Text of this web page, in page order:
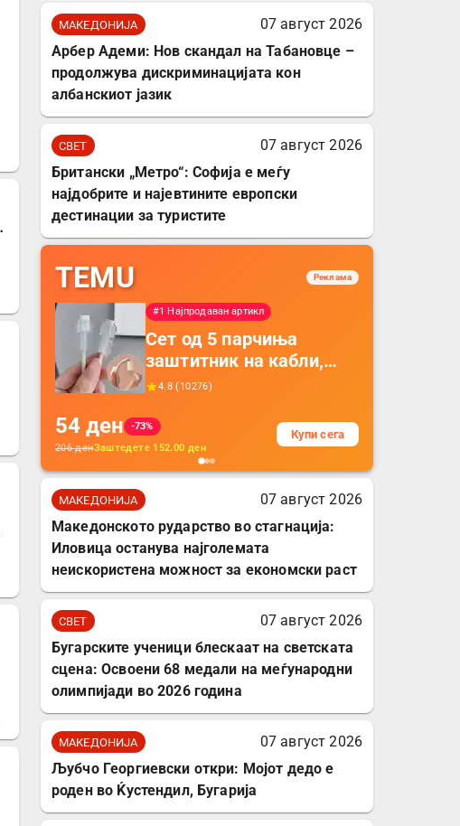
МАКЕДОНИЈА
07 август 2026
Арбер Адеми: Нов скандал на Табановце –
продолжува дискриминацијата кон
албанскиот јазик
СВЕТ
07 август 2026
Британски „Метро“: Софија е меѓу
најдобрите и најевтините европски
дестинации за туристите
TEMU Реклама
#1 Најпродаван артикл
Сет од 5 парчиња
заштитник на кабли,
прекривка за заштита
додатоци за заштита на
кабли, без батерија, за
мобилни телефони,
комплет за заштита на
4.8 (10276)
54 ден
-73%
206денЗаштедете 152.00 ден
Купи сега
МАКЕДОНИЈА
07 август 2026
Македонското рударство во стагнација:
Иловица останува најголемата
неискористена можност за економски раст
СВЕТ
07 август 2026
Бугарските ученици блескаат на светската
сцена: Освоени 68 медали на меѓународни
олимпијади во 2026 година
МАКЕДОНИЈА
07 август 2026
Љубчо Георгиевски откри: Мојот дедо е
роден во Ќустендил, Бугарија